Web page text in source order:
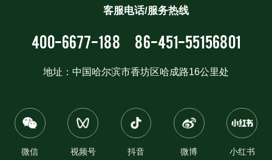
客服电话/服务热线
400-6677-188 86-451-55156801
地址：中国哈尔滨市香坊区哈成路16公里处
微信 视频号 抖音 微博 小红书